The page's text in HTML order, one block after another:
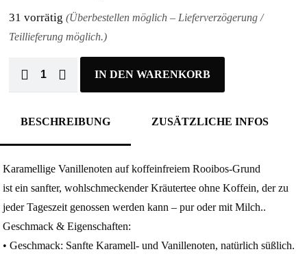
31 vorrätig(Überbestellen möglich – Lieferverzögerung /
Teillieferung möglich.)
IN DEN WARENKORB
BESCHREIBUNG ZUSÄTZLICHE INFOS
Karamellige Vanillenoten auf koffeinfreiem Rooibos‑Grund
ist ein sanfter, wohlschmeckender Kräutertee ohne Koffein, der zu
jeder Tageszeit genossen werden kann – pur oder mit Milch..
Geschmack & Eigenschaften:
• Geschmack: Sanfte Karamell‑ und Vanillenoten, natürlich süßlich.